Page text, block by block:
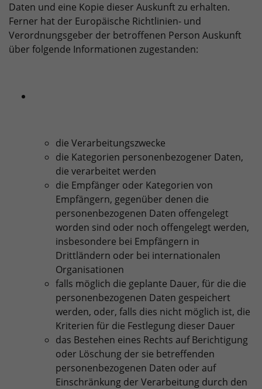
Daten und eine Kopie dieser Auskunft zu erhalten.
Ferner hat der Europäische Richtlinien- und
Verordnungsgeber der betroffenen Person Auskunft
über folgende Informationen zugestanden:
die Verarbeitungszwecke
die Kategorien personenbezogener Daten,
die verarbeitet werden
die Empfänger oder Kategorien von
Empfängern, gegenüber denen die
personenbezogenen Daten offengelegt
worden sind oder noch offengelegt werden,
insbesondere bei Empfängern in
Drittländern oder bei internationalen
Organisationen
falls möglich die geplante Dauer, für die die
personenbezogenen Daten gespeichert
werden, oder, falls dies nicht möglich ist, die
Kriterien für die Festlegung dieser Dauer
das Bestehen eines Rechts auf Berichtigung
oder Löschung der sie betreffenden
personenbezogenen Daten oder auf
Einschränkung der Verarbeitung durch den